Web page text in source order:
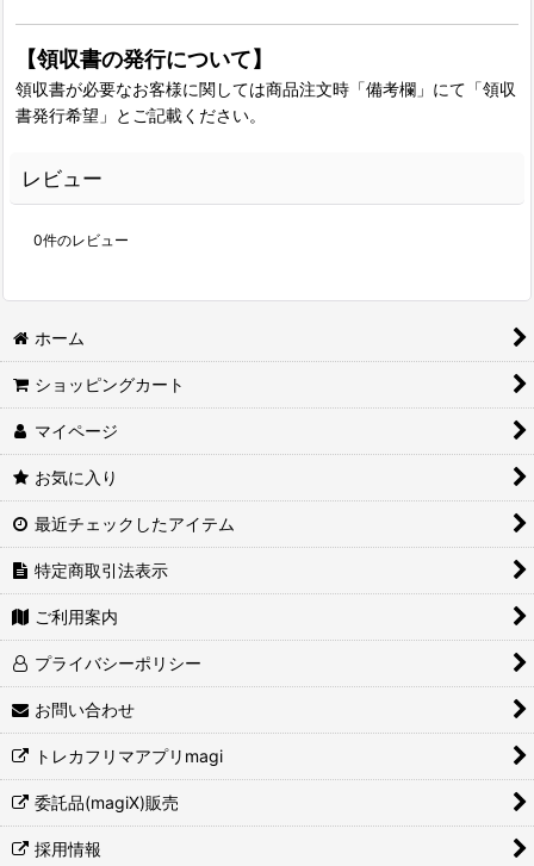
【領収書の発行について】
領収書が必要なお客様に関しては商品注文時「備考欄」にて「領収
書発行希望」とご記載ください。
レビュー
0件のレビュー
ホーム
ショッピングカート
マイページ
お気に入り
最近チェックしたアイテム
特定商取引法表示
ご利用案内
プライバシーポリシー
お問い合わせ
トレカフリマアプリmagi
委託品(magiX)販売
採用情報